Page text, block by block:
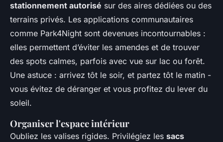
stationnement autorisé sur des aires dédiées ou des
terrains privés. Les applications communautaires
comme Park4Night sont devenues incontournables :
elles permettent d’éviter les amendes et de trouver
des spots calmes, parfois avec vue sur lac ou forêt.
Une astuce : arrivez tôt le soir, et partez tôt le matin -
vous évitez de déranger et vous profitez du lever du
soleil.
Organiser l'espace intérieur
Oubliez les valises rigides. Privilégiez les sacs